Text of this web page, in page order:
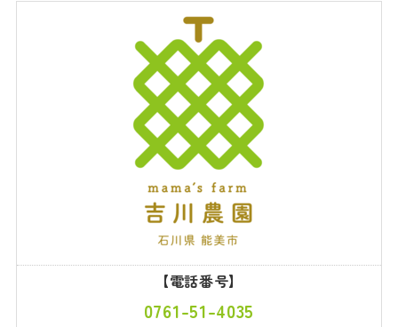
【電話番号】
0761-51-4035